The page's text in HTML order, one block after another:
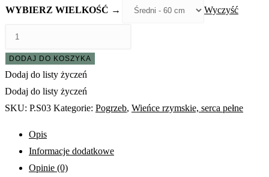
WYBIERZ WIELKOŚĆ → Wyczyść
Żalu
DODAJ DO KOSZYKA
Dodaj do listy życzeń
Dodaj do listy życzeń
SKU: P.S03 Kategorie: Pogrzeb, Wieńce rzymskie, serca pełne
Opis
Informacje dodatkowe
Opinie (0)